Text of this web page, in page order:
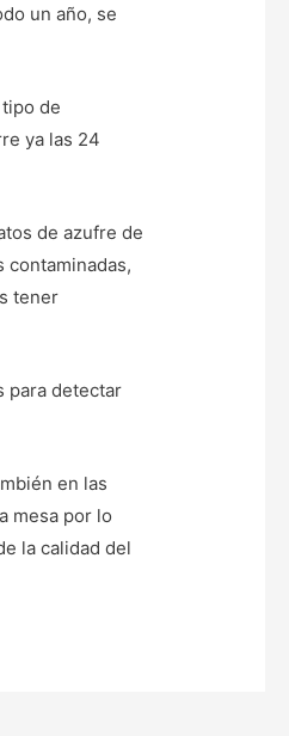
un año, se
de
ya las 24
de azufre de
contaminadas,
tener
para detectar
en las
mesa por lo
la calidad del